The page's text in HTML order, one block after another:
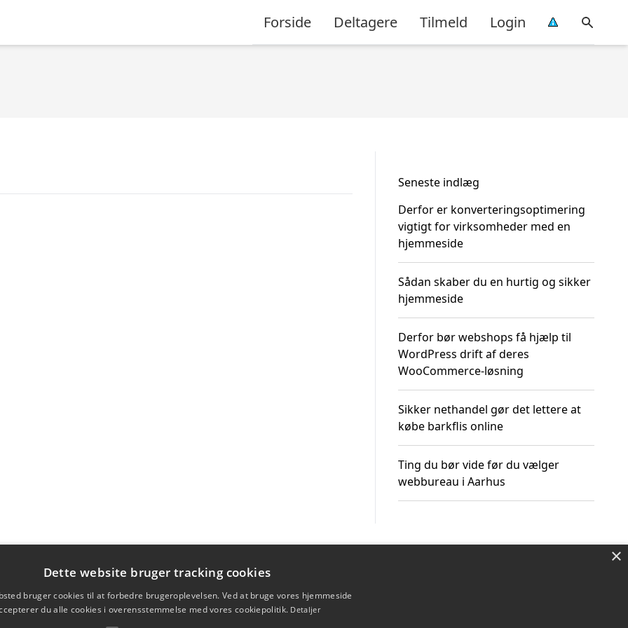
Forside Deltagere Tilmeld Login
Seneste indlæg
Derfor er konverteringsoptimering
vigtigt for virksomheder med en
hjemmeside
Sådan skaber du en hurtig og sikker
hjemmeside
Derfor bør webshops få hjælp til
WordPress drift af deres
WooCommerce-løsning
Sikker nethandel gør det lettere at
købe barkflis online
Ting du bør vide før du vælger
webbureau i Aarhus
×
Dette website bruger tracking cookies
bruger cookies til at forbedre brugeroplevelsen. Ved at bruge vores hjemmeside
du alle cookies i overensstemmelse med vores cookiepolitik. Detaljer